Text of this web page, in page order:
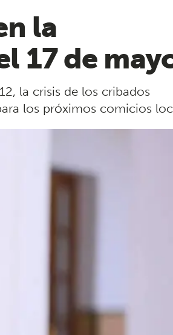
la
17 de
la crisis de los cribados
los próximos comicios